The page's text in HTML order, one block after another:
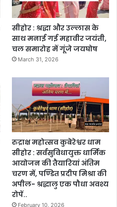
सीहोर : श्रद्धा और उल्लास के
साथ मनाई गई महावीर जयंती,
चल समारोह में गूंजे जयघोष
March 31, 2026
रुद्राक्ष महोत्सव कुबेरेश्वर धाम
सीहोर : सर्वसुविधायुक्त धार्मिक
आयोजन की तैयारियां अंतिम
चरण में, पण्डित प्रदीप मिश्रा की
अपील- श्रद्धालु एक पौधा अवश्य
रोपें..
February 10, 2026